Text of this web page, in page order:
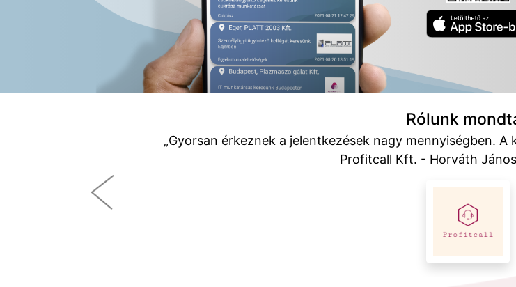
Rólunk
„Gyorsan érkeznek a jelentkezések nagy mennyiségben.
Profitcall Kft. - Horváth